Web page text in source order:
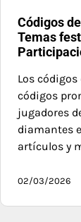
Códigos
Temas
Los
códigos
jugadores
diamantes
artículos y
02/03/2026